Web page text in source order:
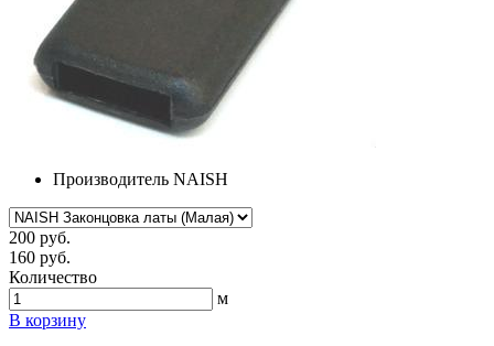
Производитель NAISH
200 руб.
160 руб.
Количество
м
В корзину